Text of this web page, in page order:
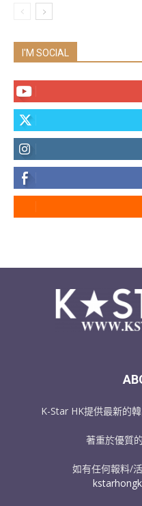
I'M SOCIAL
K-Star HK提供最新的
著重於優質
如有任何報料/